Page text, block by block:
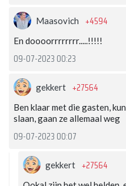
Maasovich +4594
En doooorrrrrrrr.....!!!!!
09-07-2023 00:23
gekkert +27564
Ben klaar met die gasten,
slaan, gaan ze allemaal weg
09-07-2023 00:07
gekkert +27564